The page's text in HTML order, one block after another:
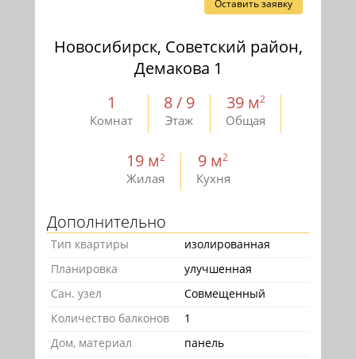
Оставить заявку
Новосибирск, Советский район,
Демакова 1
1
Комнат
8 / 9
Этаж
39 м2
Общая
19 м2
Жилая
9 м2
Кухня
Дополнительно
Тип квартиры
изолированная
Планировка
улучшенная
Сан. узел
Совмещенный
Количество балконов
1
Дом, материал
панель